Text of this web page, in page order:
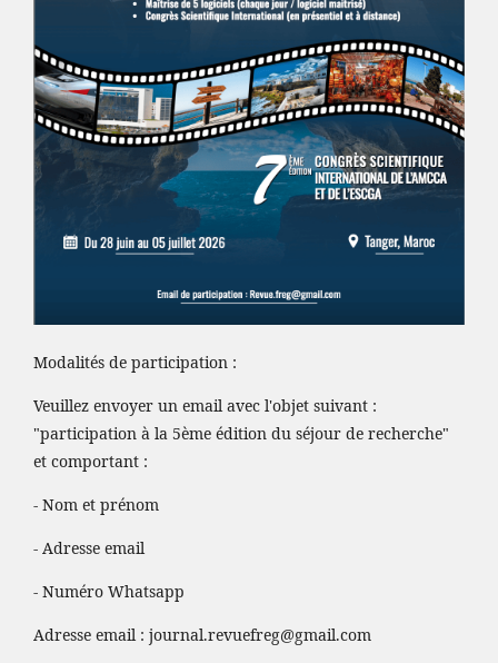
Modalités de participation :
Veuillez envoyer un email avec l'objet suivant :
"participation à la 5ème édition du séjour de recherche"
et comportant :
- Nom et prénom
- Adresse email
- Numéro Whatsapp
Adresse email : journal.revuefreg@gmail.com